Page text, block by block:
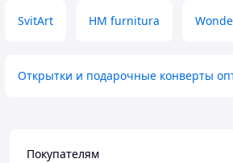
SvitArt HM furnitura
Открытки и подарочные конверты
Покупателям